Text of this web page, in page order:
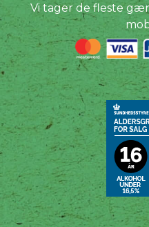
Vi tager de fleste